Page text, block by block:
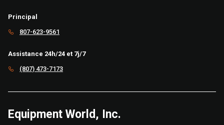
Principal
807-623-9561
Assistance 24h/24 et 7j/7
(807) 473-7173
Equipment World, Inc.